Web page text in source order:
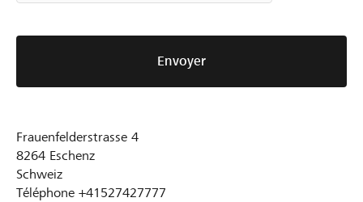
Envoyer
Frauenfelderstrasse 4
8264 Eschenz
Schweiz
Téléphone +41527427777